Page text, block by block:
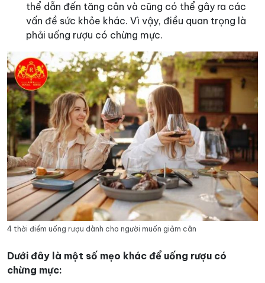
thể dẫn đến tăng cân và cũng có thể gây ra các
vấn đề sức khỏe khác. Vì vậy, điều quan trọng là
phải uống rượu có chừng mực.
4 thời điểm uống rượu dành cho người muốn giảm cân
Dưới đây là một số mẹo khác để uống rượu có
chừng mực: